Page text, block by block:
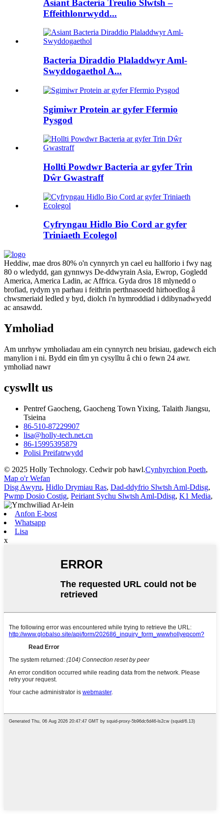
Asiant Bacteria Treulio Slwtsh –
Effeithlonrwydd...
Bacteria Diraddio Plaladdwyr Aml-
Swyddogaethol A...
Sgimiwr Protein ar gyfer Ffermio
Pysgod
Hollti Powdwr Bacteria ar gyfer Trin
Dŵr Gwastraff
Cyfryngau Hidlo Bio Cord ar gyfer
Triniaeth Ecolegol
Heddiw, mae dros 80% o'n cynnyrch yn cael eu hallforio i fwy nag
80 o wledydd, gan gynnwys De-ddwyrain Asia, Ewrop, Gogledd
America, America Ladin, ac Affrica. Gyda dros 18 mlynedd o
brofiad, rydym yn parhau i feithrin perthnasoedd hirhoedlog â
chwsmeriaid ledled y byd, diolch i'n hymroddiad i ddibynadwyedd
ac ansawdd.
Ymholiad
Am unrhyw ymholiadau am ein cynnyrch neu brisiau, gadewch eich
manylion i ni. Bydd ein tîm yn cysylltu â chi o fewn 24 awr.
ymholiad nawr
cyswllt us
Pentref Gaocheng, Gaocheng Town Yixing, Talaith Jiangsu,
Tsieina
86-510-87229907
lisa@holly-tech.net.cn
86-15995395879
Polisi Preifatrwydd
© 2025 Holly Technology. Cedwir pob hawl.Cynhyrchion Poeth,
Map o'r Wefan
Disg Awyru, Hidlo Drymiau Ras, Dad-ddyfrio Slwtsh Aml-Ddisg,
Pwmp Dosio Costig, Peiriant Sychu Slwtsh Aml-Ddisg, K1 Media,
Anfon E-bost
Whatsapp
Lisa
x